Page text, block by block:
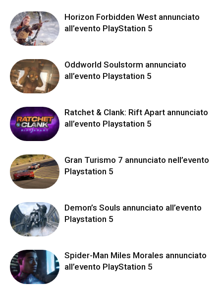
Horizon Forbidden West annunciato
all’evento PlayStation 5
Oddworld Soulstorm annunciato
all’evento Playstation 5
Ratchet & Clank: Rift Apart annunciato
all’evento Playstation 5
Gran Turismo 7 annunciato nell’evento
Playstation 5
Demon’s Souls annunciato all’evento
Playstation 5
Spider-Man Miles Morales annunciato
all’evento PlayStation 5